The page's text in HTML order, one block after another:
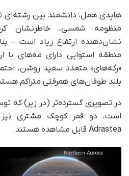
هایدی همل، دانشمند بین
منظومه شمسی، خاطرنشان
نشان‌دهنده ارتفاع زیاد است –
منطقه استوایی دارای مه‌های با
«رگه‌های» متعدد سفید روشن،
بلند طوفان‌های همرفتی متراکم
در تصویری گسترده‌تر (در زیر) که
Adrastea قابل مشاهده هستند.